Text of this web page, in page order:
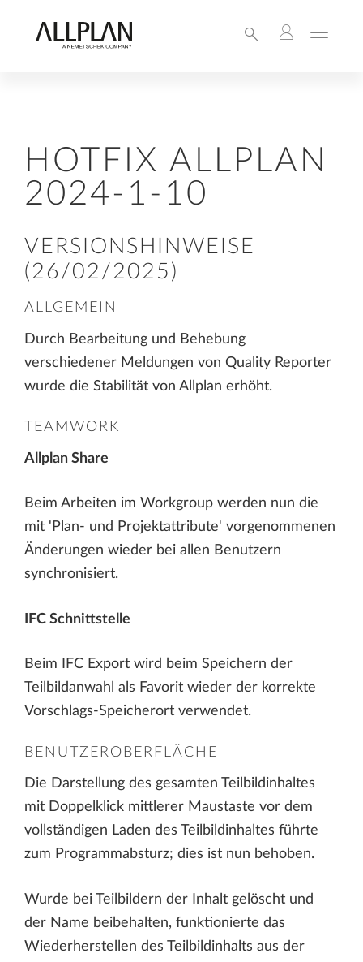
HOTFIX ALLPLAN
2024-1-10
VERSIONSHINWEISE
(26/02/2025)
ALLGEMEIN
Durch Bearbeitung und Behebung
verschiedener Meldungen von Quality Reporter
wurde die Stabilität von Allplan erhöht.
TEAMWORK
Allplan Share
Beim Arbeiten im Workgroup werden nun die
mit 'Plan- und Projektattribute' vorgenommenen
Änderungen wieder bei allen Benutzern
synchronisiert.
IFC Schnittstelle
Beim IFC Export wird beim Speichern der
Teilbildanwahl als Favorit wieder der korrekte
Vorschlags-Speicherort verwendet.
BENUTZEROBERFLÄCHE
Die Darstellung des gesamten Teilbildinhaltes
mit Doppelklick mittlerer Maustaste vor dem
vollständigen Laden des Teilbildinhaltes führte
zum Programmabsturz; dies ist nun behoben.
Wurde bei Teilbildern der Inhalt gelöscht und
der Name beibehalten, funktionierte das
Wiederherstellen des Teilbildinhalts aus der